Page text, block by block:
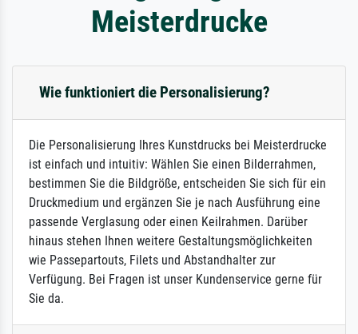
Meisterdrucke
Wie funktioniert die Personalisierung?
Die Personalisierung Ihres Kunstdrucks bei Meisterdrucke
ist einfach und intuitiv: Wählen Sie einen Bilderrahmen,
bestimmen Sie die Bildgröße, entscheiden Sie sich für ein
Druckmedium und ergänzen Sie je nach Ausführung eine
passende Verglasung oder einen Keilrahmen. Darüber
hinaus stehen Ihnen weitere Gestaltungsmöglichkeiten
wie Passepartouts, Filets und Abstandhalter zur
Verfügung. Bei Fragen ist unser Kundenservice gerne für
Sie da.